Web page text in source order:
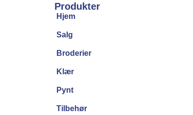
Produkter
Hjem
Salg
Broderier
Klær
Pynt
Tilbehør